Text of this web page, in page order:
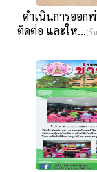
ดำเนินการออก
ติดต่อ และให...[วั